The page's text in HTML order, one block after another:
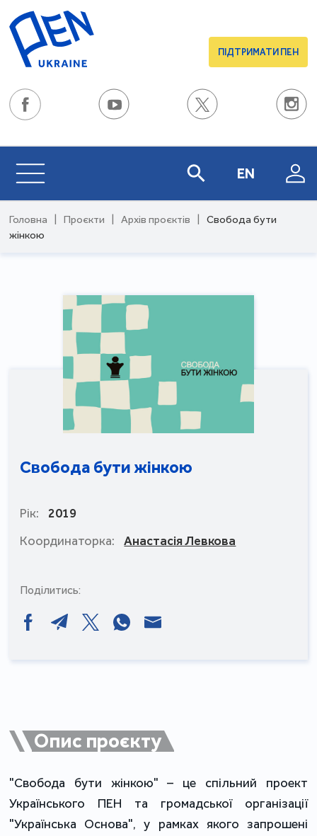
ПІДТРИМАТИ ПЕН
EN
Головна Проєкти Архів проєктів
Свобода бути
жінкою
Свобода бути жінкою
Рік:
2019
Координаторка:
Анастасія Левкова
Поділитись:
Опис проєкту
"Свобода бути жінкою" – це спільний проект
Українського ПЕН та громадської організації
"Українська Основа", у рамках якого запрошені